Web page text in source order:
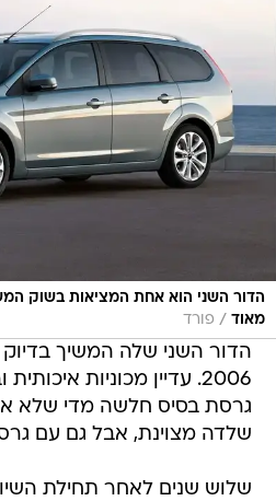
הדור השני הוא אחת המציאות בשוק
מאוד / פורד
הדור השני שלה המשיך
2006. עדיין מכוניות
גרסת בסיס חלשה מדי שלא
שלדה מצוינת, אבל גם עם גרסת 2.0 ליטרים
שלוש שנים לאחר תחילת